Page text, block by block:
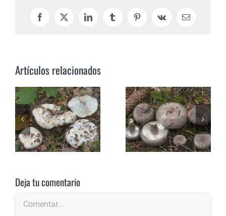
Facebook
X LinkedInTumblrPinterestVk
Correo
Artículos relacionados
Deja tu comentario